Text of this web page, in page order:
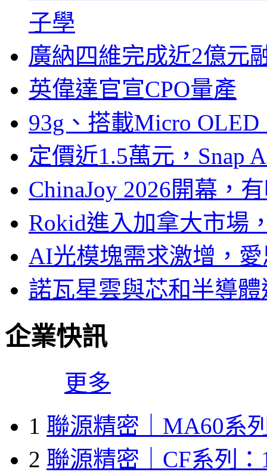
子學
廣納四維完成近2億元
英偉達官宣CPO量產
93g、搭載Micro
定價近1.5萬元，Snap
ChinaJoy 2026開幕，
Rokid進入加拿大市場
AI光模塊需求激增，
諾瓦星雲與芯和半導
企業快訊
更多
1 聯源精密｜MA60系
2 聯源精密｜CF系列：